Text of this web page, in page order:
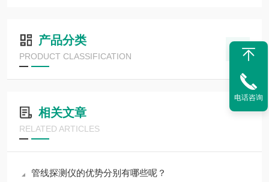
产品分类
PRODUCT CLASSIFICATION
相关文章
RELATED ARTICLES
管线探测仪的优势分别有哪些呢？
电话咨询